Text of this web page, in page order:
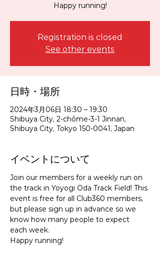
Happy running!
Registration is closed
See other events
日時・場所
2024年3月06日 18:30 – 19:30
Shibuya City, 2-chōme-3-1 Jinnan,
Shibuya City, Tokyo 150-0041, Japan
イベントについて
Join our members for a weekly run on
the track in Yoyogi Oda Track Field! This
event is free for all Club360 members,
but please sign up in advance so we
know how many people to expect
each week.
Happy running!